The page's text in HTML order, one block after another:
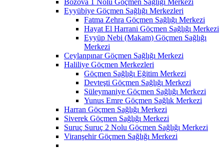
Eyyübiye Göçmen Sağlığı Merkezleri
Fatma Zehra Göçmen Sağlığı Merkezi
Hayat El Harrani Göçmen Sağlığı Merkezi
Eyyüp Nebi (Makam) Göçmen Sağlığı
Merkezi
Ceylanpınar Göçmen Sağlığı Merkezi
Haliliye Göçmen Merkezleri
Göçmen Sağlığı Eğitim Merkezi
Devteşti Göçmen Sağlığı Merkezi
Süleymaniye Göçmen Sağlığı Merkezi
Yunus Emre Göçmen Sağlık Merkezi
Harran Göçmen Sağlığı Merkezi
Siverek Göçmen Sağlığı Merkezi
Suruç Suruç 2 Nolu Göçmen Sağlığı Merkezi
Viranşehir Göçmen Sağlığı Merkezi